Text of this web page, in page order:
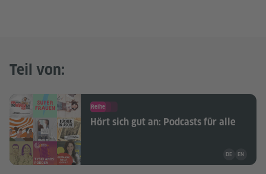
Teil von:
Reihe
Hört sich gut an: Podcasts für alle
DE EN